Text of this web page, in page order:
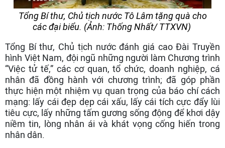
Tổng Bí thư, Chủ tịch nước Tô Lâm tặng quà cho
các đại biểu. (Ảnh: Thống Nhất/ TTXVN)
Tổng Bí thư, Chủ tịch nước đánh giá cao Đài Truyền
hình Việt Nam, đội ngũ những người làm Chương trình
“Việc tử tế,” các cơ quan, tổ chức, doanh nghiệp, cá
nhân đã đồng hành với chương trình; đã góp phần
thực hiện một nhiệm vụ quan trọng của báo chí cách
mạng: lấy cái đẹp dẹp cái xấu, lấy cái tích cực đẩy lùi
tiêu cực, lấy những tấm gương sống động để khơi dậy
niềm tin, lòng nhân ái và khát vọng cống hiến trong
nhân dân.